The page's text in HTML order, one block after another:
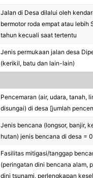
Jalan di Desa dilalui oleh
bermotor roda empat atau lebih
tahun kecuali saat tertentu
Jenis permukaan jalan desa
(kerikil, batu dan lain-lain)
Pencemaran (air, udara, tanah,
disungai) di desa [jumlah
Jenis bencana (longsor, banjir,
hutan) jenis bencana di desa = 0
Fasilitas mitigasi/tanggap
(peringatan dini bencana alam,
dini tsunami, perlengkapan